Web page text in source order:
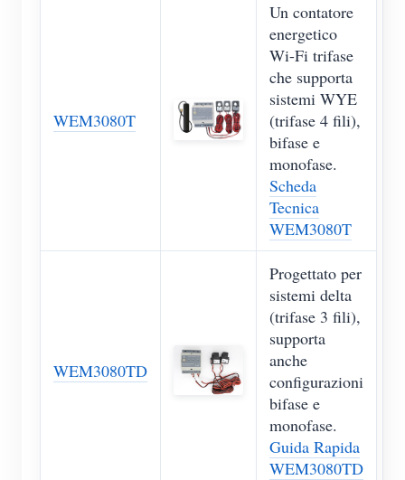
WEM3080T
Un contatore
energetico
Wi-Fi trifase
che supporta
sistemi WYE
(trifase 4 fili),
bifase e
monofase.
Scheda
Tecnica
WEM3080T
WEM3080TD
Progettato per
sistemi delta
(trifase 3 fili),
supporta
anche
configurazioni
bifase e
monofase.
Guida Rapida
WEM3080TD